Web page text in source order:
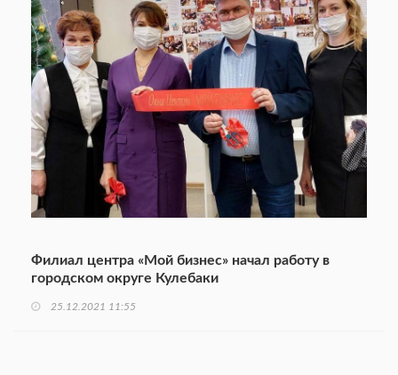
Филиал центра «Мой бизнес» начал работу в
городском округе Кулебаки
25.12.2021 11:55